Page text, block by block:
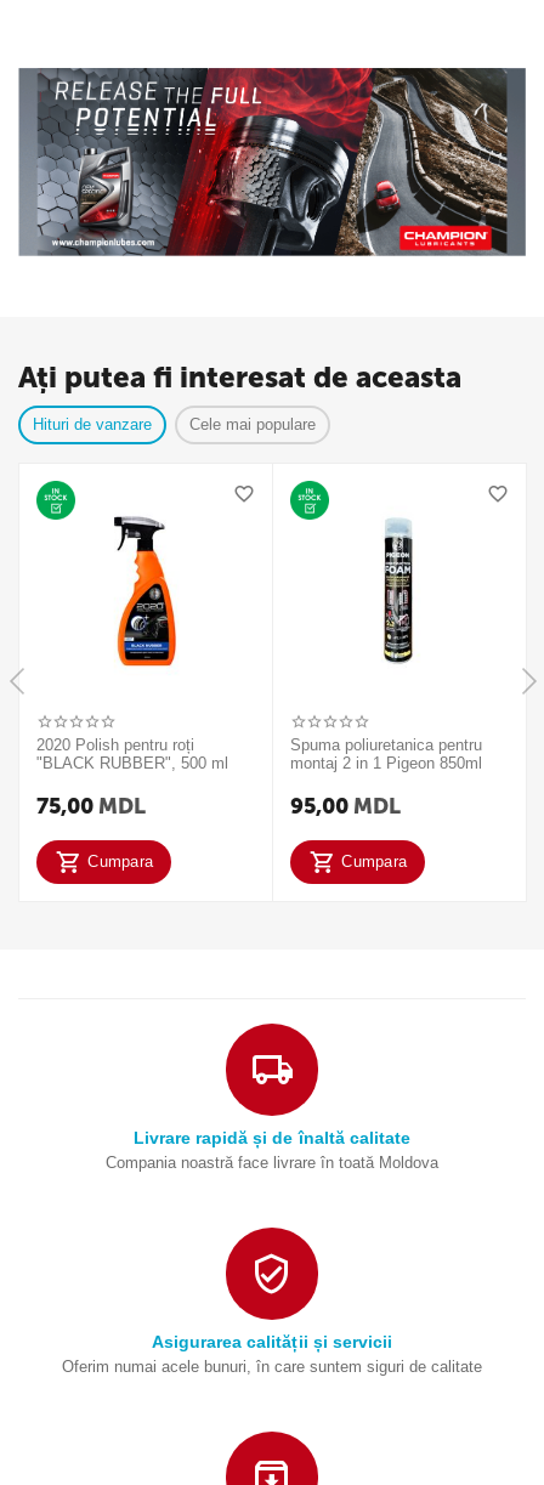
Ați putea fi interesat de aceasta
Hituri de vanzare Cele mai populare
2020 Polish pentru roți
"BLACK RUBBER", 500 ml
75,00 MDL
Cumpara
Spuma poliuretanica pentru
montaj 2 in 1 Pigeon 850ml
95,00 MDL
Cumpara
Livrare rapidă și de înaltă calitate
Compania noastră face livrare în toată Moldova
Asigurarea calității și servicii
Oferim numai acele bunuri, în care suntem siguri de calitate